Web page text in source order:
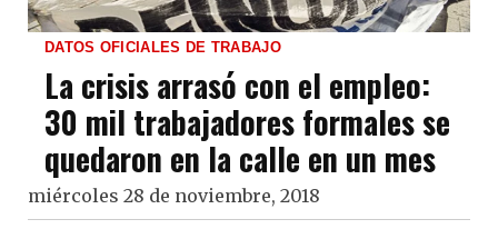
DATOS OFICIALES DE TRABAJO
La crisis arrasó con el empleo:
30 mil trabajadores formales se
quedaron en la calle en un mes
miércoles 28 de noviembre, 2018